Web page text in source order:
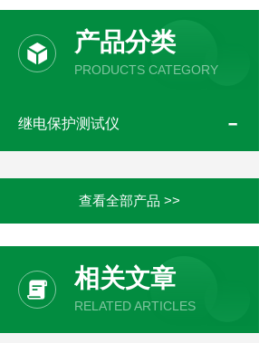
产品分类
PRODUCTS CATEGORY
继电保护测试仪
查看全部产品 >>
相关文章
RELATED ARTICLES